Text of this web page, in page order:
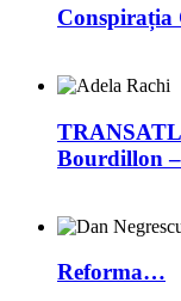
Conspirația
Bourdillon
Reforma…